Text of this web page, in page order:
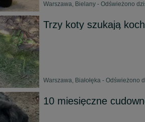
Warszawa, Bielany - Odświeżono
Trzy koty szukają
Warszawa, Białołęka - Odświeżono
10 miesięczne